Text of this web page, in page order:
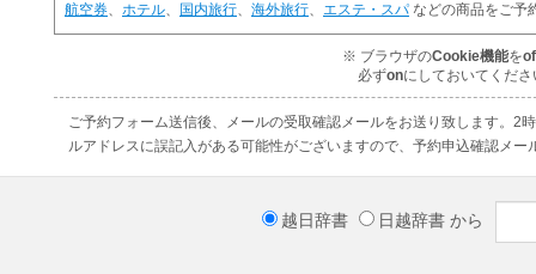
航空券、 ホテル、 国内旅行、 海外旅行、 エステ・スパなどの商品をご予
※ ブラウザのCookie機能を
必ずonにしておいてくだ
ご予約フォーム送信後、メールの受取確認メールをお送り致します。2
ルアドレスに誤記入がある可能性がございますので、予約申込確認メー
越日辞書 日越辞書 から